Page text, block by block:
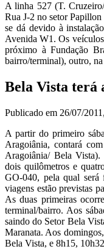
A linha 527 (T.
Rua J-2 no setor
se dá devido à
Avenida W1. Os
próximo à Fundação
bairro/terminal), outro,
Bela Vista terá
Publicado em 26/07/2011
A partir do primeiro
Aragoiânia, contará
Aragoiânia/ Bela
dois quilômetros e
GO-040, pela qual
viagens estão previstas
As duas primeiras
terminal/bairro. Aos
saindo do Setor Bela
Maranata. Aos
Bela Vista, e 8h15,